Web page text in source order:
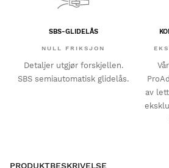
SBS-GLIDELÅS
NULL FRIKSJON
Detaljer utgjør forskjellen.
SBS semiautomatisk glidelås.
av
PRODUKTBESKRIVELSE